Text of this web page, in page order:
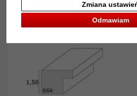
Odmawiam
Zmiana